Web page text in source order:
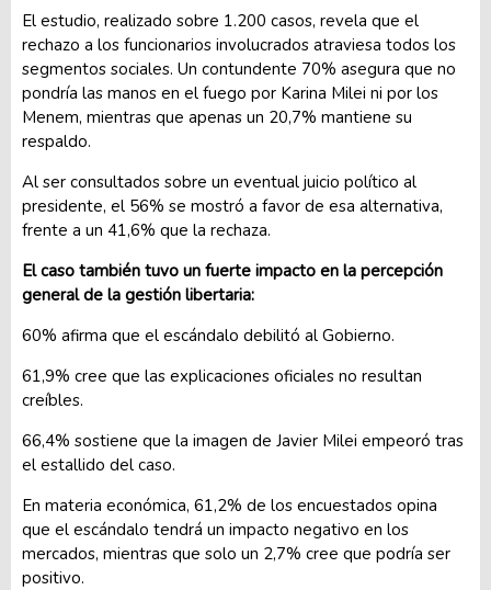
El estudio, realizado sobre 1.200 casos, revela que el
rechazo a los funcionarios involucrados atraviesa todos los
segmentos sociales. Un contundente 70% asegura que no
pondría las manos en el fuego por Karina Milei ni por los
Menem, mientras que apenas un 20,7% mantiene su
respaldo.
Al ser consultados sobre un eventual juicio político al
presidente, el 56% se mostró a favor de esa alternativa,
frente a un 41,6% que la rechaza.
El caso también tuvo un fuerte impacto en la percepción
general de la gestión libertaria:
60% afirma que el escándalo debilitó al Gobierno.
61,9% cree que las explicaciones oficiales no resultan
creíbles.
66,4% sostiene que la imagen de Javier Milei empeoró tras
el estallido del caso.
En materia económica, 61,2% de los encuestados opina
que el escándalo tendrá un impacto negativo en los
mercados, mientras que solo un 2,7% cree que podría ser
positivo.